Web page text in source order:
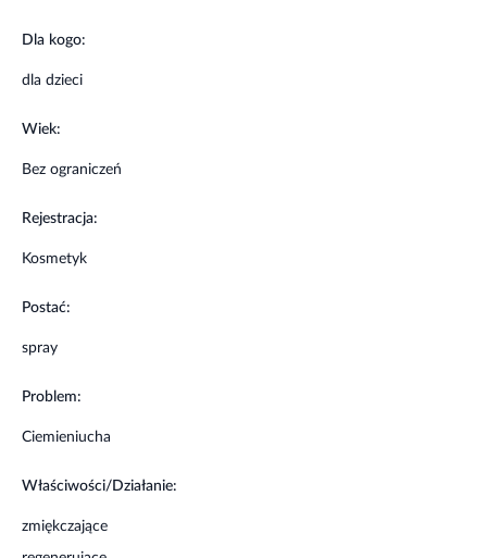
Dla kogo:
dla dzieci
Wiek:
Bez ograniczeń
Rejestracja:
Kosmetyk
Postać:
spray
Problem:
Ciemieniucha
Właściwości/Działanie:
zmiękczające